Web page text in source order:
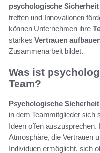
psychologische Sicherheit
treffen und Innovationen
können Unternehmen ihre
starkes Vertrauen
Zusammenarbeit bildet.
Was ist
Team?
Psychologische Sicherheit
in dem Teammitglieder sich
Ideen offen auszusprechen.
Atmosphäre, die Vertrauen
Individuen ermöglicht, sich